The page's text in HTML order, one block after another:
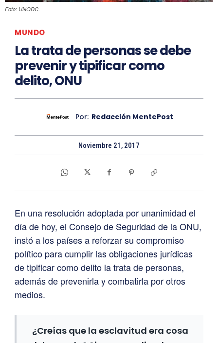
Foto: UNODC.
MUNDO
La trata de personas se debe
prevenir y tipificar como
delito, ONU
Por: Redacción MentePost
Noviembre 21, 2017
En una resolución adoptada por unanimidad el
día de hoy, el Consejo de Seguridad de la ONU,
instó a los países a reforzar su compromiso
político para cumplir las obligaciones jurídicas
de tipificar como delito la trata de personas,
además de prevenirla y combatirla por otros
medios.
¿Creías que la esclavitud era cosa